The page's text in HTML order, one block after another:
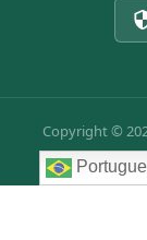
Copyright ©